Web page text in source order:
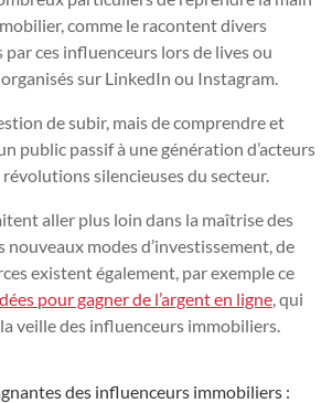
comme le racontent divers
ces influenceurs lors de lives ou
sur LinkedIn ou Instagram.
de subir, mais de comprendre et
public passif à une génération d’acteurs
révolutions silencieuses du secteur.
aller plus loin dans la maîtrise des
modes d’investissement, de
existent également, par exemple ce
pour gagner de l’argent en ligne , qui
veille des influenceurs immobiliers.
des influenceurs immobiliers :